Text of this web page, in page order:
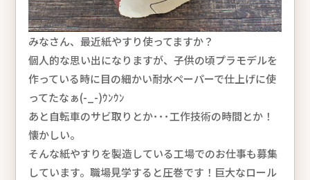
みなさん、最近紙やすり使ってますか？
個人的な思い出になりますが、子供の頃プラモデルを
作っている時に目の細かい耐水ペーパーで仕上げに使
ってたなぁ(-_-)ｳﾝｳﾝ
あと自転車のサビ取りとか･･･工作技術の時間とか！
懐かしい。
そんな紙やすりを製造している工場でのお仕事も募集
しています。職場見学すると圧巻です！巨大なロール